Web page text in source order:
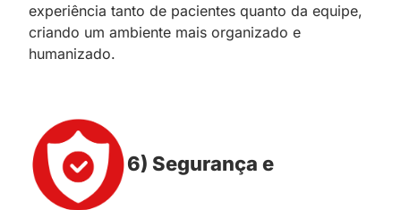
experiência tanto de pacientes quanto da equipe,
criando um ambiente mais organizado e
humanizado.
6) Segurança e